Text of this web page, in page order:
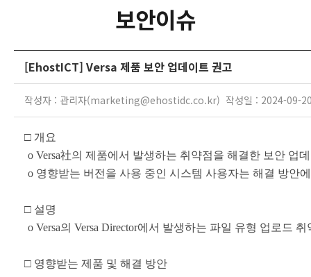
보안이슈
[EhostICT] Versa 제품 보안 업데이트 권고
작성자 : 관리자(marketing@ehostidc.co.kr) 작성일 : 2024-09-
□ 개요
o Versa社의 제품에서 발생하는 취약점을 해결한 보안 업
o 영향받는 버전을 사용 중인 시스템 사용자는 해결 방안
□ 설명
o Versa의 Versa Director에서 발생하는 파일 유형 업로드 취
□ 영향받는 제품 및 해결 방안